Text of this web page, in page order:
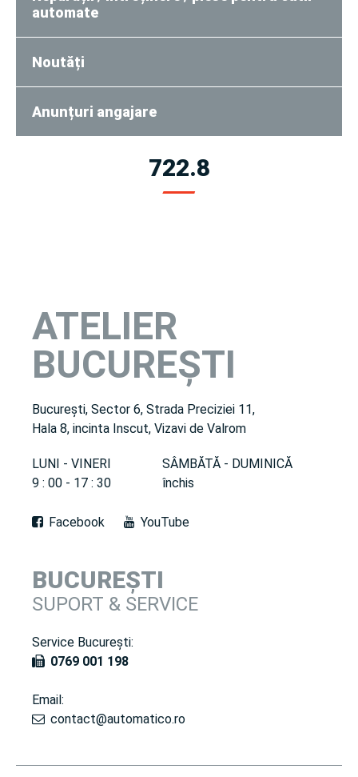
automate
Noutăți
Anunțuri angajare
722.8
ATELIER
BUCUREȘTI
București, Sector 6, Strada Preciziei 11,
Hala 8, incinta Inscut, Vizavi de Valrom
LUNI - VINERI
9 : 00 - 17 : 30
SÂMBĂTĂ - DUMINICĂ
închis
Facebook YouTube
BUCUREȘTI
SUPORT & SERVICE
Service București:
0769 001 198
Email:
contact@automatico.ro